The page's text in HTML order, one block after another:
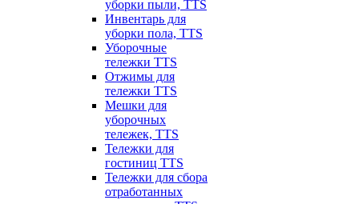
уборки пыли, TTS
Инвентарь для
уборки пола, TTS
Уборочные
тележки TTS
Отжимы для
тележки TTS
Мешки для
уборочных
тележек, TTS
Тележки для
гостиниц TTS
Тележки для сбора
отработанных